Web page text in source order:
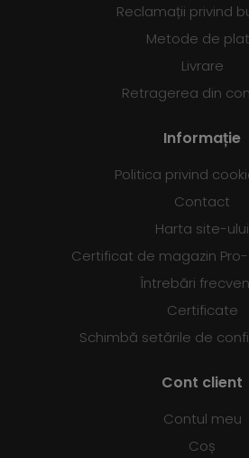
Reclamații privind
Metode de
Livrare
Retragerea din
Informație
Politica privind
Contact
Harta site-ului
Certificat de magazin
Întrebări
Certificate
Schimbă setările de
Cont client
Contul meu
Coș